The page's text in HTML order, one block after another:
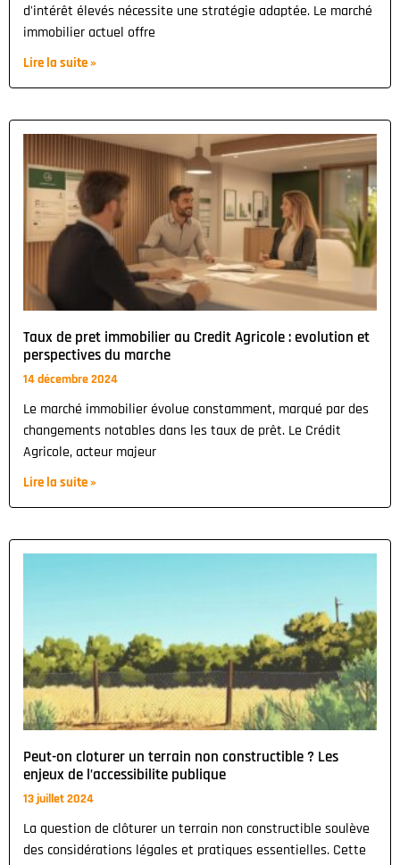
d'intérêt élevés nécessite une stratégie adaptée. Le marché
immobilier actuel offre
Lire la suite »
Taux de pret immobilier au Credit Agricole : evolution et
perspectives du marche
14 décembre 2024
Le marché immobilier évolue constamment, marqué par des
changements notables dans les taux de prêt. Le Crédit
Agricole, acteur majeur
Lire la suite »
Peut-on cloturer un terrain non constructible ? Les
enjeux de l’accessibilite publique
13 juillet 2024
La question de clôturer un terrain non constructible soulève
des considérations légales et pratiques essentielles. Cette